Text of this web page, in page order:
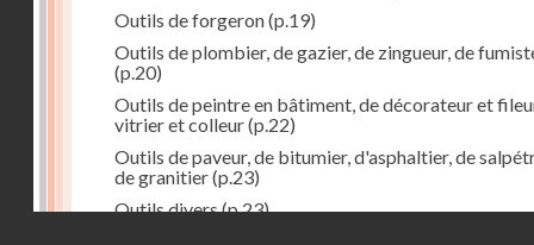
Outils de forgeron(p.19)
Outils de plombier, de gazier, de zingueur, de
(p.20)
Outils de peintre en bâtiment, de décorateur et
vitrier et colleur(p.22)
Outils de paveur, de bitumier, d'asphaltier, de
de granitier(p.23)
Outils divers(p.23)